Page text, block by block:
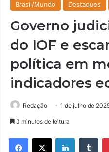
Brasil/Mundo Destaques
Governo
do IOF e
política em
indicadores
Redação 1 de julho de
3 minutos de leitura
Facebook
X Linkedin